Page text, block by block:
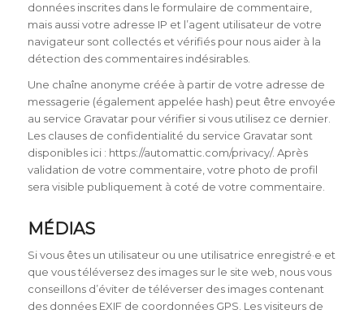
données inscrites dans le formulaire de commentaire,
mais aussi votre adresse IP et l’agent utilisateur de votre
navigateur sont collectés et vérifiés pour nous aider à la
détection des commentaires indésirables.
Une chaîne anonyme créée à partir de votre adresse de
messagerie (également appelée hash) peut être envoyée
au service Gravatar pour vérifier si vous utilisez ce dernier.
Les clauses de confidentialité du service Gravatar sont
disponibles ici : https://automattic.com/privacy/. Après
validation de votre commentaire, votre photo de profil
sera visible publiquement à coté de votre commentaire.
MÉDIAS
Si vous êtes un utilisateur ou une utilisatrice enregistré·e et
que vous téléversez des images sur le site web, nous vous
conseillons d’éviter de téléverser des images contenant
des données EXIF de coordonnées GPS. Les visiteurs de